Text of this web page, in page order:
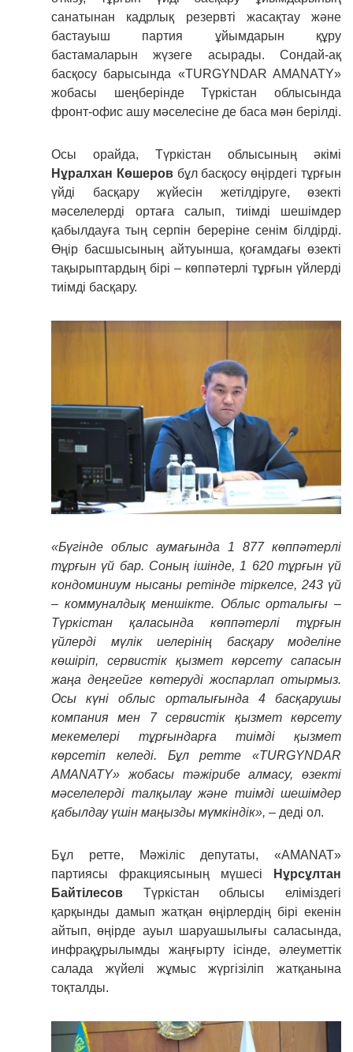
санатынан кадрлық резервті жасақтау және
бастауыш партия ұйымдарын құру
бастамаларын жүзеге асырады. Сондай-ақ
басқосу барысында «TURGYNDAR AMANATY»
жобасы шеңберінде Түркістан облысында
фронт-офис ашу мәселесіне де баса мән берілді.
Осы орайда, Түркістан облысының әкімі
Нұралхан Көшеровбұл басқосу өңірдегі тұрғын
үйді басқару жүйесін жетілдіруге, өзекті
мәселелерді ортаға салып, тиімді шешімдер
қабылдауға тың серпін береріне сенім білдірді.
Өңір басшысының айтуынша, қоғамдағы өзекті
тақырыптардың бірі – көппәтерлі тұрғын үйлерді
тиімді басқару.
«Бүгінде облыс аумағында 1 877 көппәтерлі
тұрғын үй бар. Соның ішінде, 1 620 тұрғын үй
кондоминиум нысаны ретінде тіркелсе, 243 үй
– коммуналдық меншікте. Облыс орталығы –
Түркістан қаласында көппәтерлі тұрғын
үйлерді мүлік иелерінің басқару моделіне
көшіріп, сервистік қызмет көрсету сапасын
жаңа деңгейге көтеруді жоспарлап отырмыз.
Осы күні облыс орталығында 4 басқарушы
компания мен 7 сервистік қызмет көрсету
мекемелері тұрғындарға тиімді қызмет
көрсетіп келеді. Бұл ретте «TURGYNDAR
AMANATY» жобасы тәжірибе алмасу, өзекті
мәселелерді талқылау және тиімді шешімдер
қабылдау үшін маңызды мүмкіндік», – деді ол.
Бұл ретте, Мәжіліс депутаты, «AMANAT»
партиясы фракциясының мүшесі
Нұрсұлтан
Байтілесов Түркістан облысы еліміздегі
қарқынды дамып жатқан өңірлердің бірі екенін
айтып, өңірде ауыл шаруашылығы саласында,
инфрақұрылымды жаңғырту ісінде, әлеуметтік
салада жүйелі жұмыс жүргізіліп жатқанына
тоқталды.